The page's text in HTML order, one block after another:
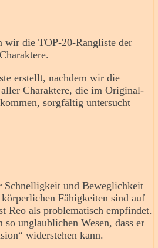
wir die TOP-20-Rangliste der
erstellt, nachdem wir die
Charaktere, die im Original-
sorgfältig untersucht
Schnelligkeit und Beweglichkeit
körperlichen Fähigkeiten sind auf
Reo als problematisch empfindet.
unglaublichen Wesen, dass er
widerstehen kann.